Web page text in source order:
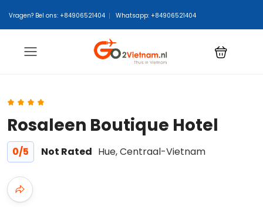
Vragen? Bel ons: +84906521404 Whatsapp: +84906521404
Rosaleen Boutique Hotel
0/5 Not Rated Hue, Centraal-Vietnam